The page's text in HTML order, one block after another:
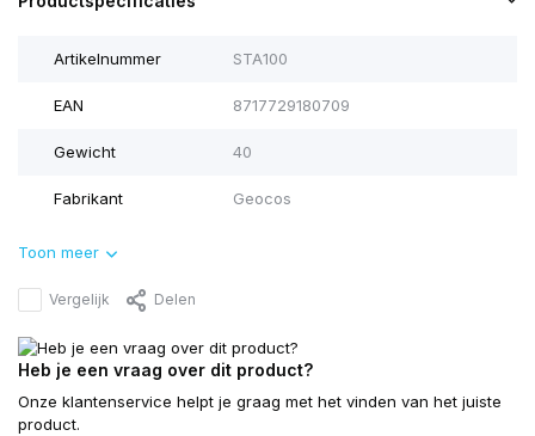
Artikelnummer STA100
EAN 8717729180709
Gewicht 40
Fabrikant Geocos
Toon meer
Vergelijk Delen
Heb je een vraag over dit product?
Onze klantenservice helpt je graag met het vinden van het juiste
product.